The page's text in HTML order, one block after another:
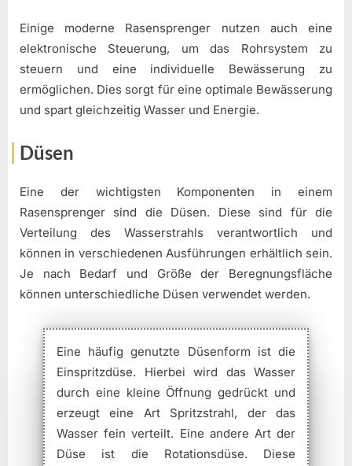
Einige moderne Rasensprenger nutzen auch eine
elektronische Steuerung, um das Rohrsystem zu
steuern und eine individuelle Bewässerung zu
ermöglichen. Dies sorgt für eine optimale Bewässerung
und spart gleichzeitig Wasser und Energie.
Düsen
Eine der wichtigsten Komponenten in einem
Rasensprenger sind die Düsen. Diese sind für die
Verteilung des Wasserstrahls verantwortlich und
können in verschiedenen Ausführungen erhältlich sein.
Je nach Bedarf und Größe der Beregnungsfläche
können unterschiedliche Düsen verwendet werden.
Eine häufig genutzte Düsenform ist die
Einspritzdüse. Hierbei wird das Wasser
durch eine kleine Öffnung gedrückt und
erzeugt eine Art Spritzstrahl, der das
Wasser fein verteilt. Eine andere Art der
Düse ist die Rotationsdüse. Diese